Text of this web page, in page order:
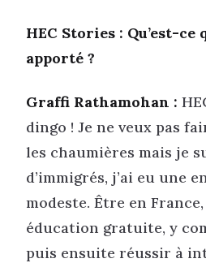
HEC Stories : Qu’est-ce
apporté ?
Graffi Rathamohan :
dingo ! Je ne veux pas
les chaumières mais je
d’immigrés, j’ai eu une
modeste. Être en
éducation gratuite, y
puis ensuite réussir à